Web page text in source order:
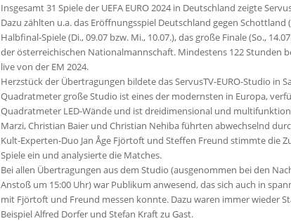
Insgesamt 31 Spiele der UEFA EURO 2024 in Deutschland zeigte
Dazu zählten u.a. das Eröffnungsspiel Deutschland gegen Schottland
Halbfinal-Spiele (Di., 09.07 bzw. Mi., 10.07.), das große Finale (So.,
der österreichischen Nationalmannschaft. Mindestens 122 Stunden
live von der EM 2024.
Herzstück der Übertragungen bildete das ServusTV-EURO-Studio in
Quadratmeter große Studio ist eines der modernsten in Europa,
Quadratmeter LED-Wände und ist dreidimensional und
Marzi, Christian Baier und Christian Nehiba führten abwechselnd
Kult-Experten-Duo Jan Åge Fjörtoft und Steffen Freund stimmte die
Spiele ein und analysierte die Matches.
Bei allen Übertragungen aus dem Studio (ausgenommen bei den
Anstoß um 15:00 Uhr) war Publikum anwesend, das sich auch in
mit Fjörtoft und Freund messen konnte. Dazu waren immer wieder
Beispiel Alfred Dorfer und Stefan Kraft zu Gast.